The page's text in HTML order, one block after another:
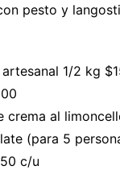
pesto y
1/2 kg
crema al
(para 5
c/u